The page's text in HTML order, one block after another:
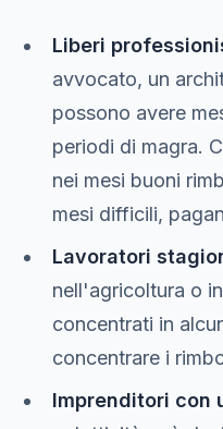
Liberi
avvocato, un
possono avere
periodi di magra.
nei mesi buoni
mesi difficili,
Lavoratori
nell'agricoltura o
concentrati in
concentrare i
Imprenditori con